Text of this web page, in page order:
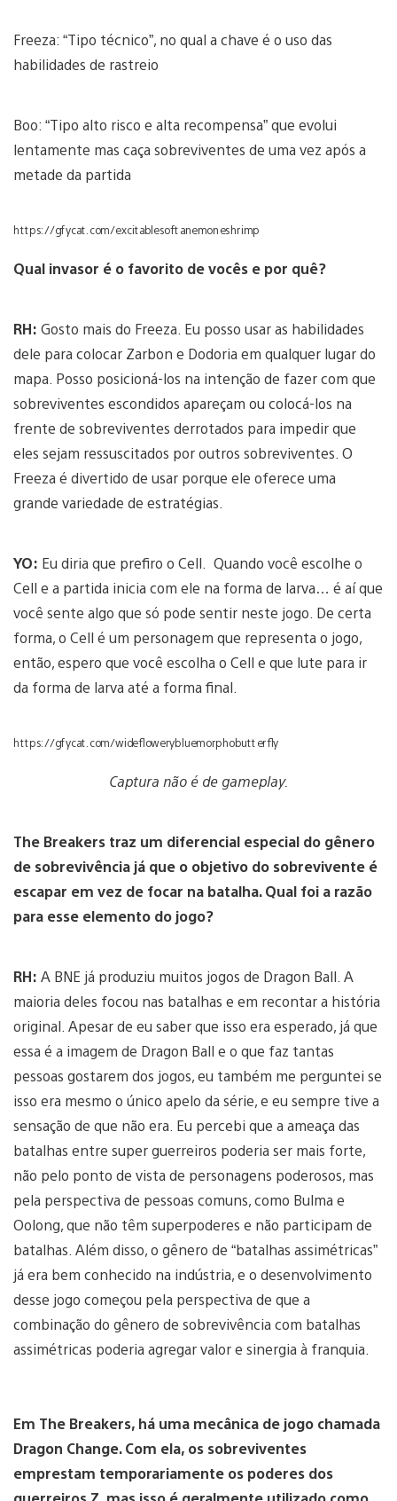
Freeza: “Tipo técnico”, no qual a chave é o uso das
habilidades de rastreio
Boo: “Tipo alto risco e alta recompensa” que evolui
lentamente mas caça sobreviventes de uma vez após a
metade da partida
https://gfycat.com/excitablesoftanemoneshrimp
Qual invasor é o favorito de vocês e por quê?
RH: Gosto mais do Freeza. Eu posso usar as habilidades
dele para colocar Zarbon e Dodoria em qualquer lugar do
mapa. Posso posicioná-los na intenção de fazer com que
sobreviventes escondidos apareçam ou colocá-los na
frente de sobreviventes derrotados para impedir que
eles sejam ressuscitados por outros sobreviventes. O
Freeza é divertido de usar porque ele oferece uma
grande variedade de estratégias.
YO: Eu diria que prefiro o Cell. Quando você escolhe o
Cell e a partida inicia com ele na forma de larva… é aí que
você sente algo que só pode sentir neste jogo. De certa
forma, o Cell é um personagem que representa o jogo,
então, espero que você escolha o Cell e que lute para ir
da forma de larva até a forma final.
https://gfycat.com/wideflowerybluemorphobutterfly
Captura não é de gameplay.
The Breakers traz um diferencial especial do gênero
de sobrevivência já que o objetivo do sobrevivente é
escapar em vez de focar na batalha. Qual foi a razão
para esse elemento do jogo?
RH: A BNE já produziu muitos jogos de Dragon Ball. A
maioria deles focou nas batalhas e em recontar a história
original. Apesar de eu saber que isso era esperado, já que
essa é a imagem de Dragon Ball e o que faz tantas
pessoas gostarem dos jogos, eu também me perguntei se
isso era mesmo o único apelo da série, e eu sempre tive a
sensação de que não era. Eu percebi que a ameaça das
batalhas entre super guerreiros poderia ser mais forte,
não pelo ponto de vista de personagens poderosos, mas
pela perspectiva de pessoas comuns, como Bulma e
Oolong, que não têm superpoderes e não participam de
batalhas. Além disso, o gênero de “batalhas assimétricas”
já era bem conhecido na indústria, e o desenvolvimento
desse jogo começou pela perspectiva de que a
combinação do gênero de sobrevivência com batalhas
assimétricas poderia agregar valor e sinergia à franquia.
Em The Breakers, há uma mecânica de jogo chamada
Dragon Change. Com ela, os sobreviventes
emprestam temporariamente os poderes dos